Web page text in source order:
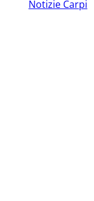
Notizie Carpi